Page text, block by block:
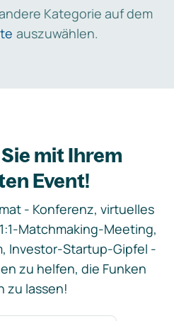
Kategorie auf dem
auszuwählen.
mit Ihrem
Event!
- Konferenz, virtuelles
Matchmaking-Meeting,
Investor-Startup-Gipfel -
zu helfen, die Funken
zu lassen!